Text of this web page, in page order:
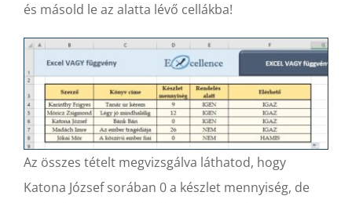
és másold le az alatta lévő cellákba!
Az összes tételt megvizsgálva láthatod, hogy
Katona József sorában 0 a készlet mennyiség, de